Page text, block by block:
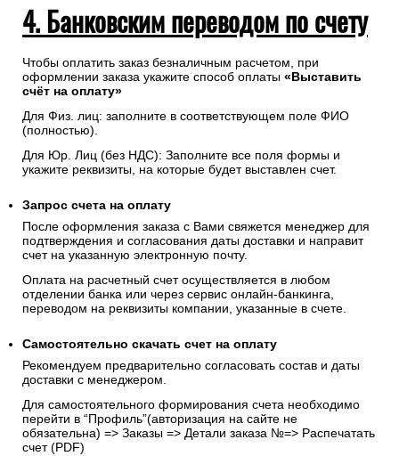
4. Банковским переводом по счету
Чтобы оплатить заказ безналичным расчетом, при
оформлении заказа укажите способ оплаты «Выставить
счёт на оплату»
Для Физ. лиц: заполните в соответствующем поле ФИО
(полностью).
Для Юр. Лиц (без НДС): Заполните все поля формы и
укажите реквизиты, на которые будет выставлен счет.
Запрос счета на оплату
После оформления заказа с Вами свяжется менеджер для
подтверждения и согласования даты доставки и направит
счет на указанную электронную почту.
Оплата на расчетный счет осуществляется в любом
отделении банка или через сервис онлайн-банкинга,
переводом на реквизиты компании, указанные в счете.
Самостоятельно скачать счет на оплату
Рекомендуем предварительно согласовать состав и даты
доставки с менеджером.
Для самостоятельного формирования счета необходимо
перейти в “Профиль”(авторизация на сайте не
обязательна) => Заказы => Детали заказа №=> Распечатать
счет (PDF)